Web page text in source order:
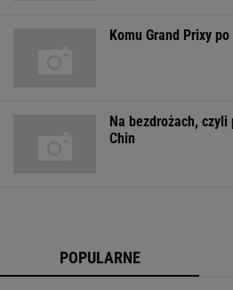
Komu Grand Prixy
Na bezdrożach, czyli
Chin
POPULARNE